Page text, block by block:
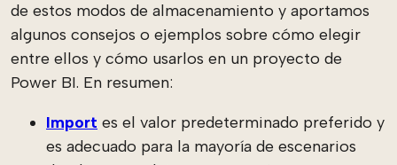
de estos modos de almacenamiento y aportamos
algunos consejos o ejemplos sobre cómo elegir
entre ellos y cómo usarlos en un proyecto de
Power BI. En resumen:
Import es el valor predeterminado preferido y
es adecuado para la mayoría de escenarios